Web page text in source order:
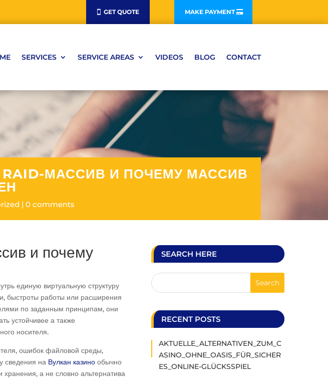
GET QUOTE MAKE PAYMENT
SERVICES SERVICE AREAS VIDEOS BLOG CONTACT
МАССИВ И ПОЧЕМУ МАССИВ
0 comments
и почему
единую виртуальную структуру
быстроты работы или расширения
по заданным принципам, они
устойчивее а также
носителя.
ошибок файловой среды,
сведения на Вулкан казино обычно
хранения, а не словно альтернатива
SEARCH HERE
RECENT POSTS
AKTUELLE_ALTERNATIVEN_ZUM_C
ASINO_OHNE_OASIS_FÜR_SICHER
ES_ONLINE-GLÜCKSSPIEL